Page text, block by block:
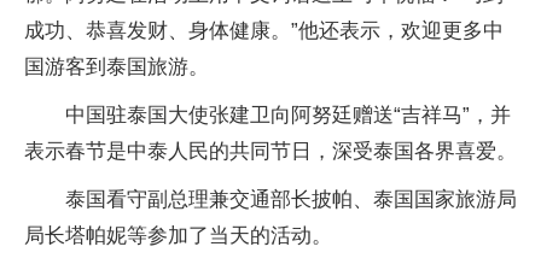
成功、恭喜发财、身体健康。”他还表示，欢迎更多中
国游客到泰国旅游。
中国驻泰国大使张建卫向阿努廷赠送“吉祥马”，并
表示春节是中泰人民的共同节日，深受泰国各界喜爱。
泰国看守副总理兼交通部长披帕、泰国国家旅游局
局长塔帕妮等参加了当天的活动。